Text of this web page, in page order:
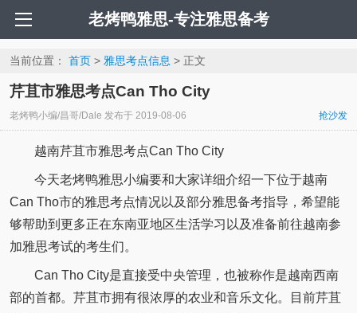
老烤鸭雅思-专注雅思备考
当前位置： 首页> 雅思考点信息 > 正文
芹苴市雅思考点Can Tho City
老烤鸭小编/昌哥/Dale 发布于 2019-08-06 抢沙发
越南芹苴市雅思考点Can Tho City
今天老烤鸭雅思小编要和大家详细介绍一下位于越南
Can Tho市的雅思考点情况以及部分雅思备考指导，希望能
够帮助到更多正在东南亚地区生活学习以及准备前往越南参
加雅思考试的考生们。
Can Tho City是直接受中央管理，也被称作是越南西南
部的首都。芹苴市拥有很浓厚的农业和音乐文化。目前芹苴